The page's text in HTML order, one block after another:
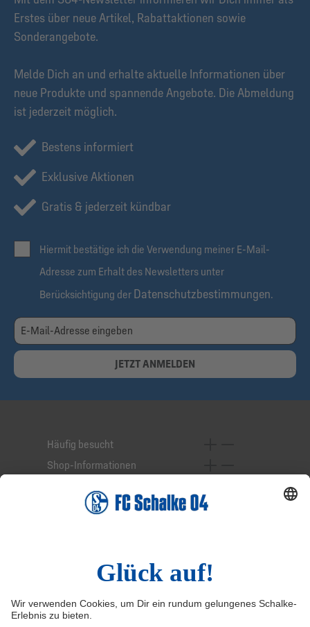
Erstes über neue Artikel, Rabattaktionen sowie
Sonderangebote.
Melde Dich an und erhalte aktuelle Informationen über
neue Produkte und spannende Angebote. Die Abmeldung
ist jederzeit möglich.
Bestens informiert
Exklusive Aktionen
Gratis & jederzeit kündbar
Hiermit bestätige ich die Verwendung meiner E-Mail-
Adresse zum Erhalt des Newsletters unter
Berücksichtigung der Datenschutzbestimmungen.
JETZT ANMELDEN
Häufig besucht
Shop-Informationen
Service-Hotline